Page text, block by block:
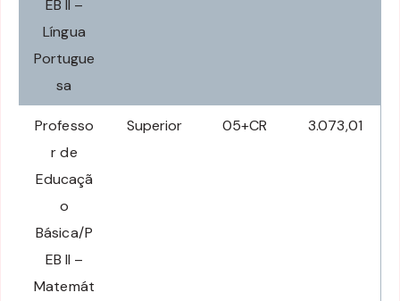
EB II –
Língua
Portugue
sa
Professo
r de
Educaçã
o
Básica/P
EB II –
Matemát
Superior 05+CR 3.073,01